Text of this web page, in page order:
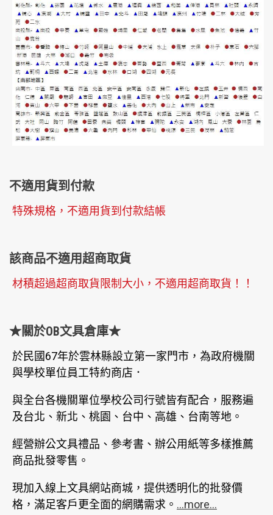
不適用貨到付款
特殊規格，不適用貨到付款結帳
該商品不適用超商取貨
材積超過超商取貨限制大小，不適用超商取貨！！
★關於OB文具倉庫★
於民國67年於雲林縣設立第一家門市，為政府機關
與學校單位員工特約商店．
與全台各機關單位學校公司行號皆有配合，服務遍
及台北、新北、桃園、台中、高雄、台南等地。
經營辦公文具禮品、參考書、辦公用紙等多樣推薦
商品批發零售。
現加入線上文具網站商城，提供透明化的批發價
格，滿足客戶更全面的網購需求。 ...more...